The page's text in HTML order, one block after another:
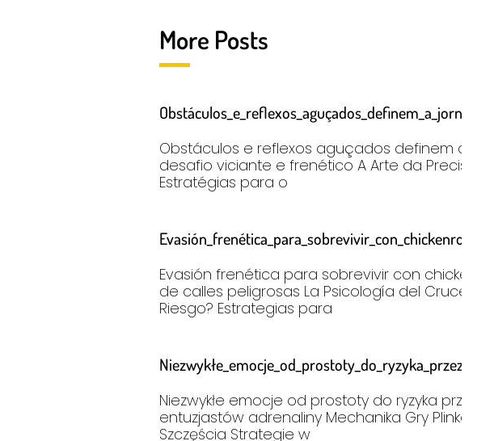
More Posts
Obstáculos e reflexos aguçados definem a
desafio viciante e frenético A Arte da Precisão
Estratégias para o
Evasión frenética para sobrevivir con
de calles peligrosas La Psicología del Cruce:
Riesgo? Estrategias para
Niezwykłe emocje od prostoty do ryzyka przez
entuzjastów adrenaliny Mechanika Gry Plinko:
Szczęścia Strategie w